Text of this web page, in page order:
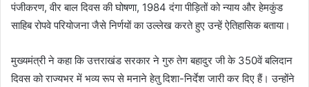
पंजीकरण, वीर बाल दिवस की घोषणा, 1984 दंगा पीड़ितों को न्याय और हेमकुंड
साहिब रोपवे परियोजना जैसे निर्णयों का उल्लेख करते हुए उन्हें ऐतिहासिक बताया।
मुख्यमंत्री ने कहा कि उत्तराखंड सरकार ने गुरु तेग बहादुर जी के 350वें बलिदान
दिवस को राज्यभर में भव्य रूप से मनाने हेतु दिशा-निर्देश जारी कर दिए हैं। उन्होंने